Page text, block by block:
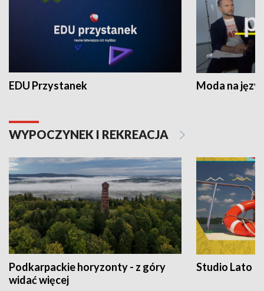
EDU Przystanek Moda na
WYPOCZYNEK I REKREACJA
Podkarpackie horyzonty - z góry
widać więcej
Studio Lato